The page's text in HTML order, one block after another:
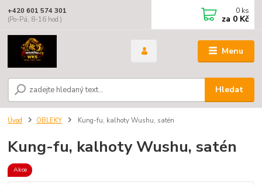
Menu
Hledat
+420 601 574 301
(Po-Pá, 8-16 hod.)
0 ks
za 0 Kč
Úvod OBLEKY Kung-fu, kalhoty Wushu, satén
Kung-fu, kalhoty Wushu, satén
Akce